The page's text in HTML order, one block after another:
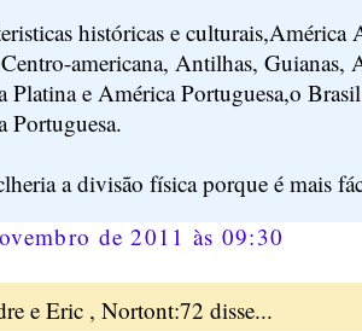
históricas e culturais,América
americana, Antilhas, Guianas,
Platina e América Portuguesa,o
Portuguesa.
a divisão física porque é mais
de 2011 às 09:30
e Eric , Nortont:72 disse...